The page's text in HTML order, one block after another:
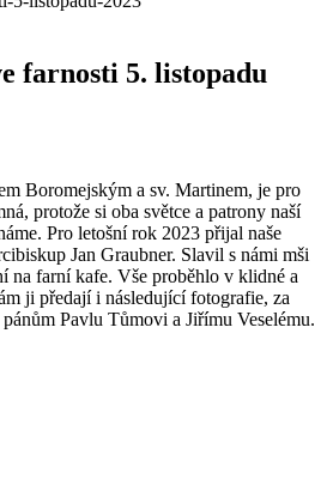
farnosti 5. listopadu
Boromejským a sv. Martinem, je pro
protože si oba světce a patrony naší
Pro letošní rok 2023 přijal naše
Jan Graubner. Slavil s námi mši
na farní kafe. Vše proběhlo v klidné a
ji předají i následující fotografie, za
Pavlu Tůmovi a Jiřímu Veselému.